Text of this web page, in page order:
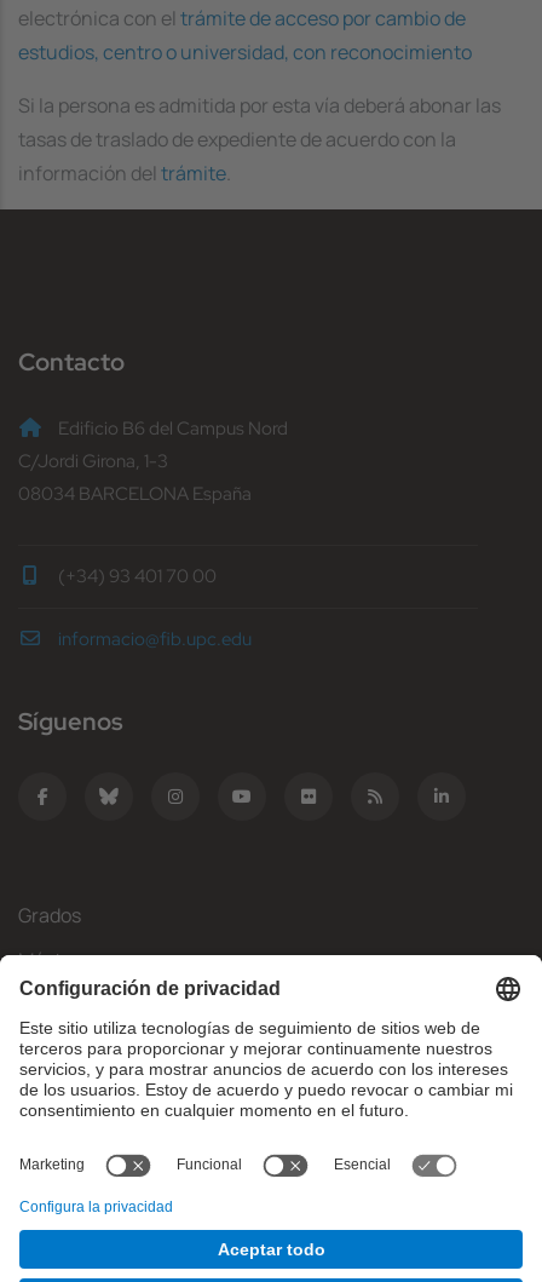
electrónica con el trámite de acceso por cambio de
estudios, centro o universidad, con reconocimiento
Si la persona es admitida por esta vía deberá abonar las
tasas de traslado de expediente de acuerdo con la
información del trámite.
Contacto
Edificio B6 del Campus Nord
C/Jordi Girona, 1-3
08034 BARCELONA España
(+34) 93 401 70 00
informacio@fib.upc.edu
Síguenos
Grados
Másteres
Movilidad Internacional
Investigación
Empresa
¿Qué necesitas?
© Facultat d'Informàtica de Barcelona - Universitat Politècnica